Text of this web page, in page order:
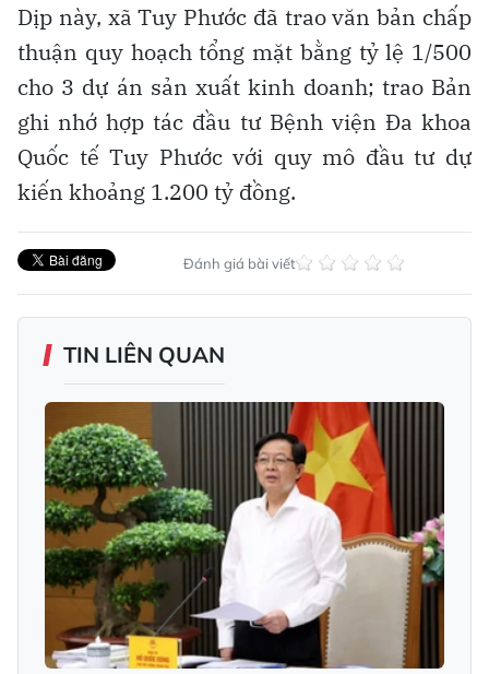
Dịp này, xã Tuy Phước đã trao văn bản chấp
thuận quy hoạch tổng mặt bằng tỷ lệ 1/500
cho 3 dự án sản xuất kinh doanh; trao Bản
ghi nhớ hợp tác đầu tư Bệnh viện Đa khoa
Quốc tế Tuy Phước với quy mô đầu tư dự
kiến khoảng 1.200 tỷ đồng.
Đánh giá bài viết
TIN LIÊN QUAN